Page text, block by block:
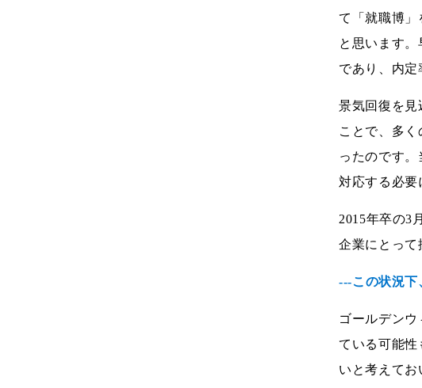
て「就職博」
と思います
であり、内定
景気回復を見
ことで、多
ったのです
対応する必要
2015年卒の3
企業にとって
---この状況下
ゴールデン
ている可能性
いと考えてお